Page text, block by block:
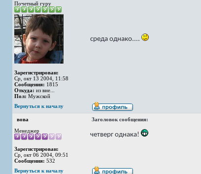
Почетный гуру
Зарегистрирован:
Ср, окт 13 2004, 11:58
Сообщения: 1815
Откуда: из вне...
Пол: Мужской
среда однако....
Вернуться к началу
вова Заголовок сообщения:
Менеджер
Зарегистрирован:
Ср, окт 06 2004, 09:51
Сообщения: 532
четверг однака!
Вернуться к началу